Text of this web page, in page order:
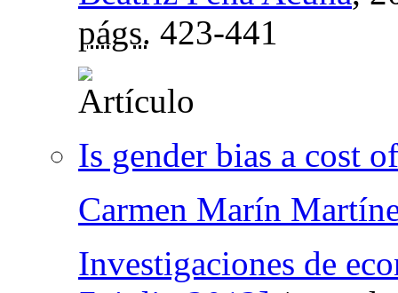
págs. 423-441
Is gender bias a cost
Carmen Marín
Investigaciones de